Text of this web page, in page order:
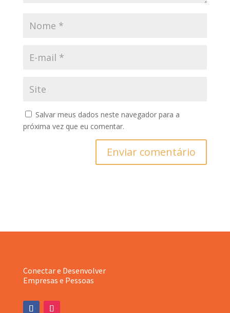
Salvar meus dados neste navegador para a
próxima vez que eu comentar.
Enviar comentário
Conectar e Desenvolver
Empresas e Pessoas